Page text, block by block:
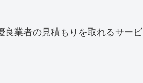
良業者の見積もりを取れるサービ